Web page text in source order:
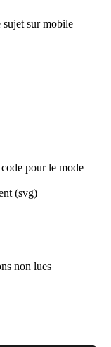
sujet sur mobile
pour le mode
(svg)
non lues